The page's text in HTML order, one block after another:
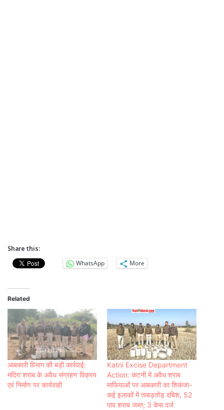
Share this:
WhatsApp
More
Related
आबकारी विभाग की बड़ी कार्रवाई:
मदिरा शराब के अवैध संग्रहण विक्रय
एवं निर्माण पर कार्यवाही
Katni Excise Department
Action: कटनी में अवैध शराब
माफियाओं पर आबकारी का शिकंजा-
कई इलाकों में ताबड़तोड़ दबिश, 52
पाव शराब जब्त; 3 केस दर्ज